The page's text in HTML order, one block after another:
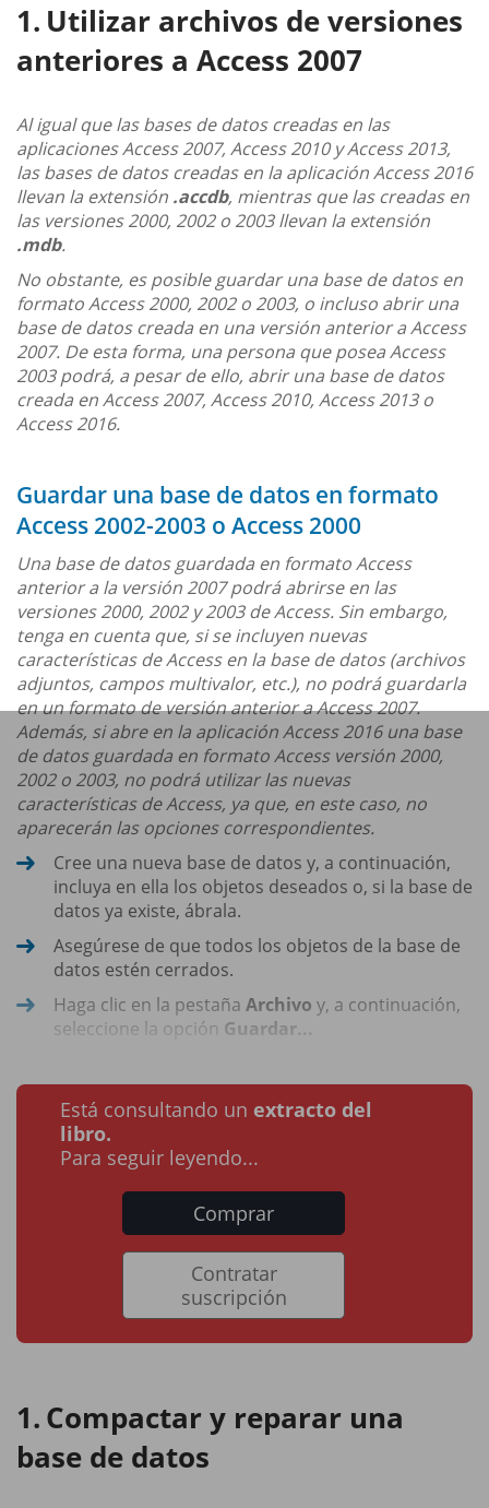
Utilizar archivos de versiones
anteriores a Access 2007
Al igual que las bases de datos creadas en las
aplicaciones Access 2007, Access 2010 y Access 2013,
las bases de datos creadas en la aplicación Access 2016
llevan la extensión .accdb, mientras que las creadas en
las versiones 2000, 2002 o 2003 llevan la extensión
.mdb.
No obstante, es posible guardar una base de datos en
formato Access 2000, 2002 o 2003, o incluso abrir una
base de datos creada en una versión anterior a Access
2007. De esta forma, una persona que posea Access
2003 podrá, a pesar de ello, abrir una base de datos
creada en Access 2007, Access 2010, Access 2013 o
Access 2016.
Guardar una base de datos en formato
Access 2002-2003 o Access 2000
Una base de datos guardada en formato Access
anterior a la versión 2007 podrá abrirse en las
versiones 2000, 2002 y 2003 de Access. Sin embargo,
tenga en cuenta que, si se incluyen nuevas
características de Access en la base de datos (archivos
adjuntos, campos multivalor, etc.), no podrá guardarla
en un formato de versión anterior a Access 2007.
Además, si abre en la aplicación Access 2016 una base
de datos guardada en formato Access versión 2000,
2002 o 2003, no podrá utilizar las nuevas
características de Access, ya que, en este caso, no
aparecerán las opciones correspondientes.
Cree una nueva base de datos y, a continuación,
incluya en ella los objetos deseados o, si la base de
datos ya existe, ábrala.
Asegúrese de que todos los objetos de la base de
datos estén cerrados.
Haga clic en la pestaña Archivo y, a continuación,
seleccione la opción Guardar...
Está consultando un extracto del
libro.
Para seguir leyendo...
Comprar
Contratar
suscripción
Compactar y reparar una
base de datos